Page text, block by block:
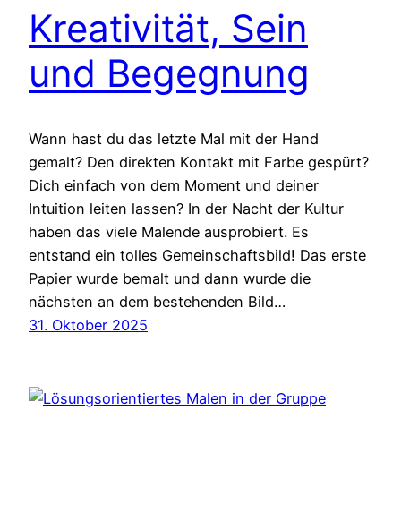
Kreativität, Sein
und Begegnung
Wann hast du das letzte Mal mit der Hand
gemalt? Den direkten Kontakt mit Farbe gespürt?
Dich einfach von dem Moment und deiner
Intuition leiten lassen? In der Nacht der Kultur
haben das viele Malende ausprobiert. Es
entstand ein tolles Gemeinschaftsbild! Das erste
Papier wurde bemalt und dann wurde die
nächsten an dem bestehenden Bild…
31. Oktober 2025